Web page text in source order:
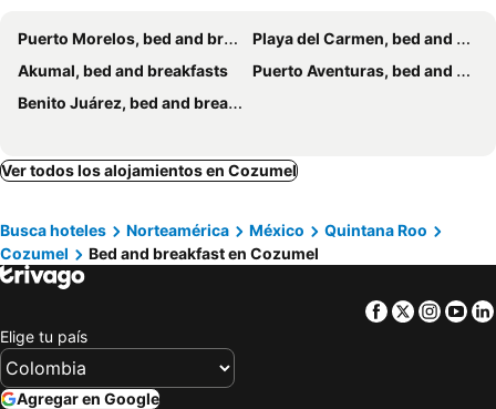
Puerto Morelos, bed and breakfasts
Playa del Carmen, bed and breakfasts
Akumal, bed and breakfasts
Puerto Aventuras, bed and breakfasts
Benito Juárez, bed and breakfasts
Ver todos los alojamientos en Cozumel
Busca hoteles Norteamérica México
Quintana Roo
Cozumel
Bed and breakfast en Cozumel
Facebook
Twitter
Elige tu país
Agregar en Google